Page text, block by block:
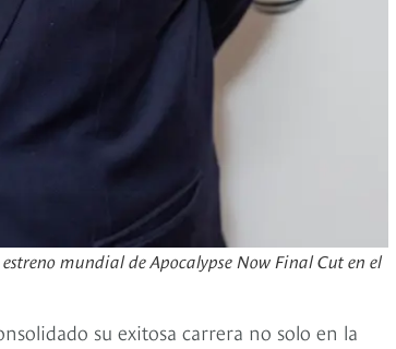
mundial de Apocalypse Now Final Cut en el
su exitosa carrera no solo en la